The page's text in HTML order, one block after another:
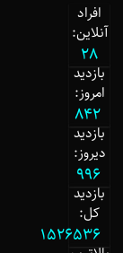
افراد
آنلاین:
28
بازدید
امروز:
842
بازدید
دیروز:
996
بازدید
کل:
1526536